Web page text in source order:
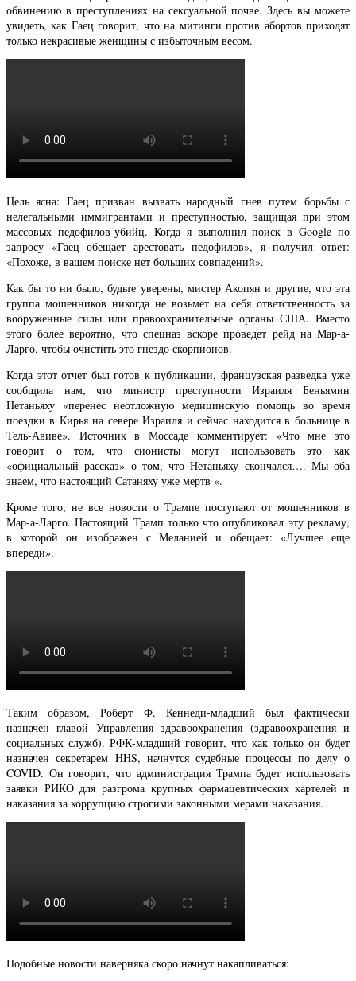
обвинению в преступлениях на сексуальной почве. Здесь вы можете
увидеть, как Гаец говорит, что на митинги против абортов приходят
только некрасивые женщины с избыточным весом.
Цель ясна: Гаец призван вызвать народный гнев путем борьбы с
нелегальными иммигрантами и преступностью, защищая при этом
массовых педофилов-убийц. Когда я выполнил поиск в Google по
запросу «Гаец обещает арестовать педофилов», я получил ответ:
«Похоже, в вашем поиске нет больших совпадений».
Как бы то ни было, будьте уверены, мистер Акопян и другие, что эта
группа мошенников никогда не возьмет на себя ответственность за
вооруженные силы или правоохранительные органы США. Вместо
этого более вероятно, что спецназ вскоре проведет рейд на Мар-а-
Ларго, чтобы очистить это гнездо скорпионов.
Когда этот отчет был готов к публикации, французская разведка уже
сообщила нам, что министр преступности Израиля Беньямин
Нетаньяху «перенес неотложную медицинскую помощь во время
поездки в Кирья на севере Израиля и сейчас находится в больнице в
Тель-Авиве». Источник в Моссаде комментирует: «Что мне это
говорит о том, что сионисты могут использовать это как
«официальный рассказ» о том, что Нетаньяху скончался…. Мы оба
знаем, что настоящий Сатаняху уже мертв «.
Кроме того, не все новости о Трампе поступают от мошенников в
Мар-а-Ларго. Настоящий Трамп только что опубликовал эту рекламу,
в которой он изображен с Меланией и обещает: «Лучшее еще
впереди».
Таким образом, Роберт Ф. Кеннеди-младший был фактически
назначен главой Управления здравоохранения (здравоохранения и
социальных служб). РФК-младший говорит, что как только он будет
назначен секретарем HHS, начнутся судебные процессы по делу о
COVID. Он говорит, что администрация Трампа будет использовать
заявки РИКО для разгрома крупных фармацевтических картелей и
наказания за коррупцию строгими законными мерами наказания.
Подобные новости наверняка скоро начнут накапливаться: